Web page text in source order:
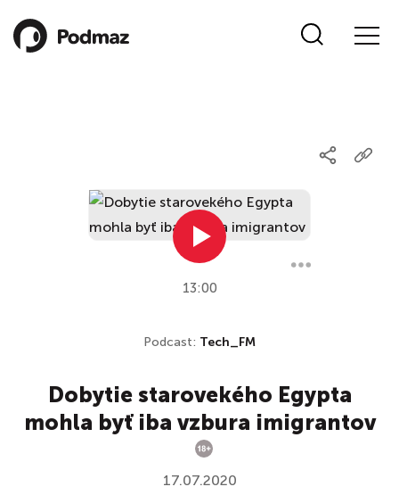
13:00
Podcast: Tech_FM
Dobytie starovekého Egypta
mohla byť iba vzbura imigrantov
17.07.2020